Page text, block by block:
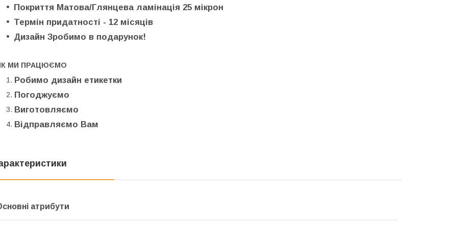
Покриття Матова/Глянцева ламінація 25 мікрон
Термін придатності - 12 місяців
Дизайн Зробимо в подарунок!
МИ ПРАЦЮЄМО
Робимо дизайн етикетки
Погоджуємо
Виготовляємо
Відправляємо Вам
атрибути